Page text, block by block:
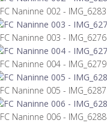
FC Naninne 002 - IMG_6283
FC Naninne 003 - IMG_6276
FC Naninne 004 - IMG_6279
FC Naninne 005 - IMG_6287
FC Naninne 006 - IMG_6288